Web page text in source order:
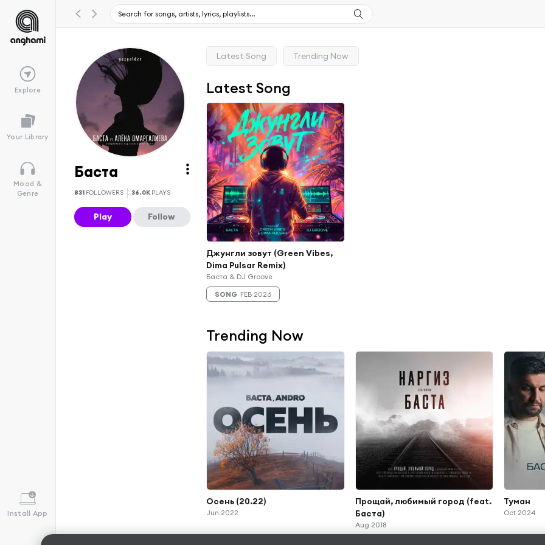
Explore
Your Library
Mood &
Genre
Install App
Баста
831 FOLLOWERS 36.0K PLAYS
Play Follow
Latest Song Trending Now
Latest Song
Джунгли зовут (Green Vibes,
Dimа Pulsar Remix)
Баста & DJ Groove
SONG FEB 2026
Trending Now
Осень (20.22)
Jun 2022
Прощай, любимый город (feat.
Баста)
Aug 2018
Туман
Oct 2024